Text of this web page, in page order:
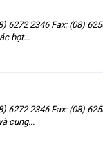
6272 2346 Fax: (08)
bọt...
6272 2346 Fax: (08)
cung...